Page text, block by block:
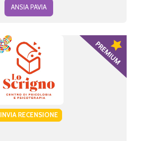
ANSIA PAVIA
INVIA RECENSIONE